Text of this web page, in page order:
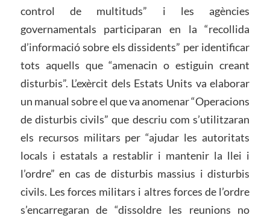
control de multituds” i les agències
governamentals participaran en la “recollida
d’informació sobre els dissidents” per identificar
tots aquells que “amenacin o estiguin creant
disturbis”. L’exèrcit dels Estats Units va elaborar
un manual sobre el que va anomenar “Operacions
de disturbis civils” que descriu com s’utilitzaran
els recursos militars per “ajudar les autoritats
locals i estatals a restablir i mantenir la llei i
l’ordre” en cas de disturbis massius i disturbis
civils. Les forces militars i altres forces de l’ordre
s’encarregaran de “dissoldre les reunions no